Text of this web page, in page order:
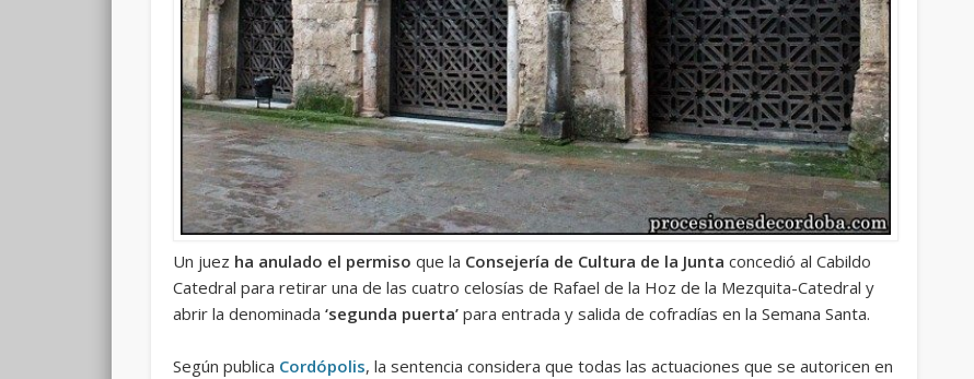
Un juez ha anulado el permiso que la Consejería de Cultura de la Junta concedió al Cabildo
Catedral para retirar una de las cuatro celosías de Rafael de la Hoz de la Mezquita-Catedral y
abrir la denominada‘segunda puerta’ para entrada y salida de cofradías en la Semana Santa.
Según publica Cordópolis, la sentencia considera que todas las actuaciones que se autoricen en